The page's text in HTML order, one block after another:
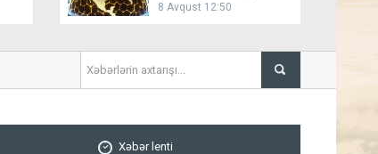
8 Avqust 12:50
Azərbaycan XİN
Xəbər lenti